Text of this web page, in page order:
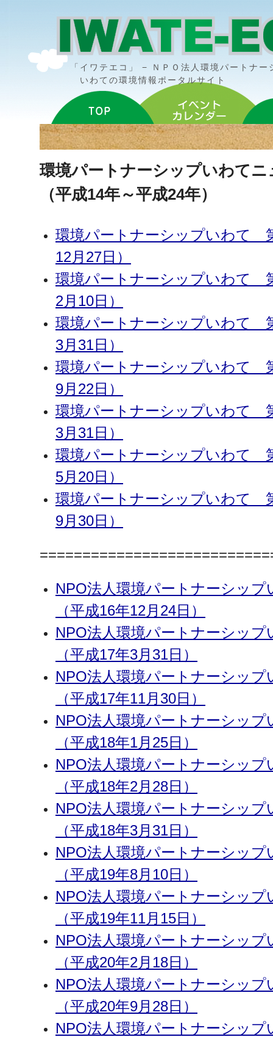
「イワテエコ」 − ＮＰＯ法人環境パートナ
いわての環境情報ポータルサイト
環境パートナーシップいわてニ
（平成14年～平成24年）
環境パートナーシップいわて
12月27日）
環境パートナーシップいわて
2月10日）
環境パートナーシップいわて
3月31日）
環境パートナーシップいわて
9月22日）
環境パートナーシップいわて
3月31日）
環境パートナーシップいわて
5月20日）
環境パートナーシップいわて
9月30日）
NPO法人環境パートナーシ
（平成16年12月24日）
NPO法人環境パートナーシ
（平成17年3月31日）
NPO法人環境パートナーシ
（平成17年11月30日）
NPO法人環境パートナーシ
（平成18年1月25日）
NPO法人環境パートナーシ
（平成18年2月28日）
NPO法人環境パートナーシ
（平成18年3月31日）
NPO法人環境パートナーシ
（平成19年8月10日）
NPO法人環境パートナーシ
（平成19年11月15日）
NPO法人環境パートナーシ
（平成20年2月18日）
NPO法人環境パートナーシ
（平成20年9月28日）
NPO法人環境パートナーシ